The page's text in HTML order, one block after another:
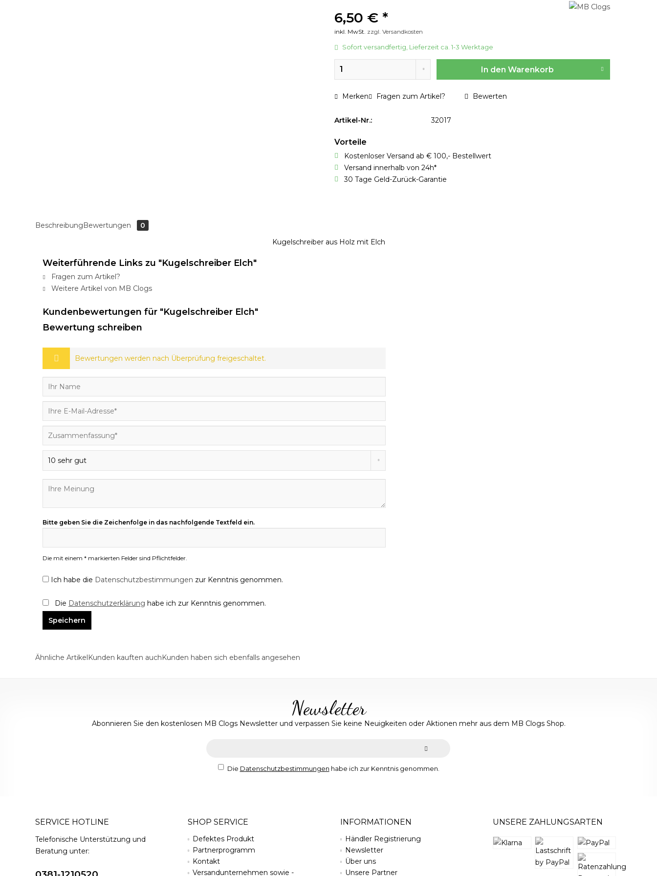
6,50 € *
inkl. MwSt. zzgl. Versandkosten
Sofort versandfertig, Lieferzeit ca. 1-3 Werktage
In den Warenkorb
Merken Fragen zum Artikel? Bewerten
Artikel-Nr.: 32017
Vorteile
Kostenloser Versand ab € 100,- Bestellwert
Versand innerhalb von 24h*
30 Tage Geld-Zurück-Garantie
Beschreibung Bewertungen
0
Kugelschreiber aus Holz mit Elch
Weiterführende Links zu "Kugelschreiber Elch"
Fragen zum Artikel?
Weitere Artikel von MB Clogs
Kundenbewertungen für "Kugelschreiber Elch"
Bewertung schreiben
Bewertungen werden nach Überprüfung freigeschaltet.
Bitte geben Sie die Zeichenfolge in das nachfolgende Textfeld ein.
Die mit einem * markierten Felder sind Pflichtfelder.
Ich habe die Datenschutzbestimmungen zur Kenntnis genommen.
Die Datenschutzerklärung habe ich zur Kenntnis genommen.
Speichern
Ähnliche Artikel Kunden kauften auch Kunden haben sich ebenfalls angesehen
Newsletter
Abonnieren Sie den kostenlosen MB Clogs Newsletter und verpassen Sie keine Neuigkeiten oder Aktionen mehr aus dem MB Clogs Shop.
Die Datenschutzbestimmungen habe ich zur Kenntnis genommen.
SERVICE HOTLINE
Telefonische Unterstützung und
Beratung unter:
SHOP SERVICE
Defektes Produkt
Partnerprogramm
Kontakt
Versandunternehmen sowie -
INFORMATIONEN
Händler Registrierung
Newsletter
Über uns
Unsere Partner
UNSERE ZAHLUNGSARTEN